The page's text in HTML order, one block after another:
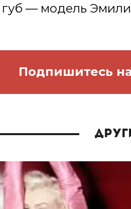
— модель Эмили
Подпишитесь